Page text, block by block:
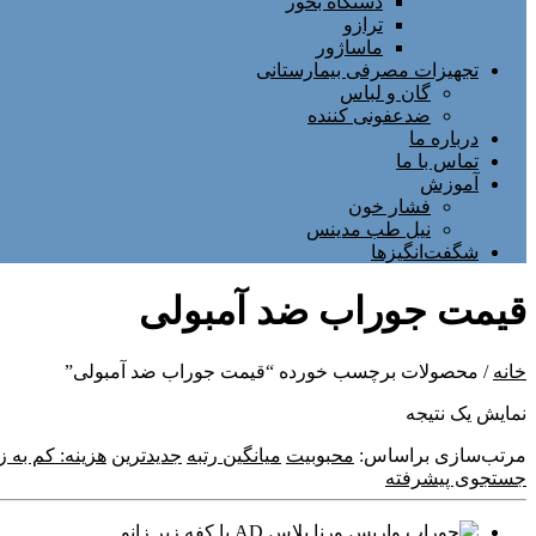
ترازو
ماساژور
تجهیزات مصرفی بیمارستانی
گان و لباس
ضدعفونی کننده
درباره ما
تماس با ما
آموزش
فشار خون
نیل طب مدینس
شگفت‌انگیزها
قیمت جوراب ضد آمبولی
خانه / محصولات برچسب خورده “قیمت جوراب ضد آمبولی”
نمایش یک نتیجه
مرتب‌سازی براساس: محبوبیت میانگین رتبه جدیدترین هزینه: کم به
جستجوی پیشرفته